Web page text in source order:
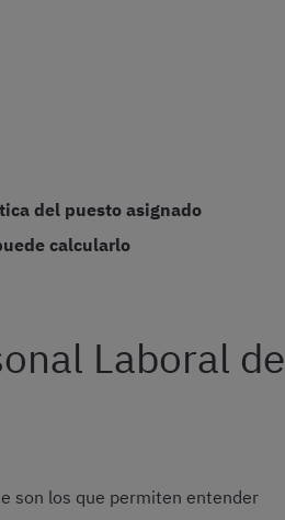
del puesto asignado
calcularlo
Laboral de
son los que permiten entender